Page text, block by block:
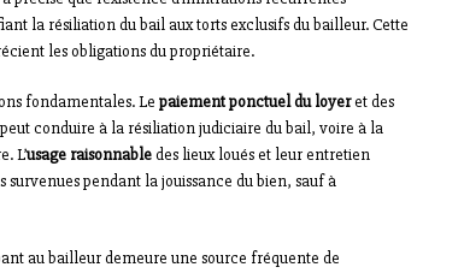
la résiliation du bail aux torts exclusifs du bailleur. Cette
les obligations du propriétaire.
fondamentales. Le paiement ponctuel du loyeret des
conduire à la résiliation judiciaire du bail, voire à la
L’usage raisonnabledes lieux loués et leur entretien
pendant la jouissance du bien, sauf à
au bailleur demeure une source fréquente de